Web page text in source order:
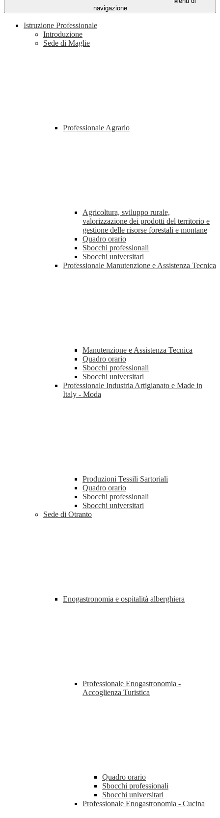
navigazione
Istruzione Professionale
Introduzione
Sede di Maglie
Professionale Agrario
Agricoltura, sviluppo rurale,
valorizzazione dei prodotti del territorio e
gestione delle risorse forestali e montane
Quadro orario
Sbocchi professionali
Sbocchi universitari
Professionale Manutenzione e Assistenza Tecnica
Manutenzione e Assistenza Tecnica
Quadro orario
Sbocchi professionali
Sbocchi universitari
Professionale Industria Artigianato e Made in
Italy - Moda
Produzioni Tessili Sartoriali
Quadro orario
Sbocchi professionali
Sbocchi universitari
Sede di Otranto
Enogastronomia e ospitalità alberghiera
Professionale Enogastronomia -
Accoglienza Turistica
Quadro orario
Sbocchi professionali
Sbocchi universitari
Professionale Enogastronomia - Cucina